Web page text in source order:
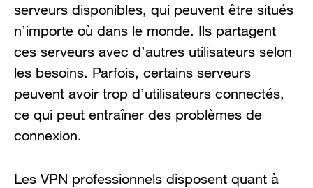
serveurs disponibles, qui peuvent être situés
n’importe où dans le monde. Ils partagent
ces serveurs avec d’autres utilisateurs selon
les besoins. Parfois, certains serveurs
peuvent avoir trop d’utilisateurs connectés,
ce qui peut entraîner des problèmes de
connexion.
Les VPN professionnels disposent quant à